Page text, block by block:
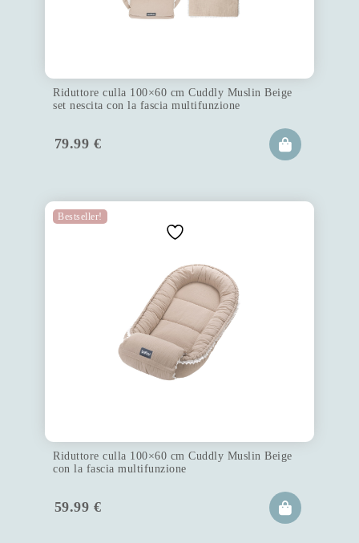
Riduttore culla 100×60 cm Cuddly Muslin Beige
set nescita con la fascia multifunzione
79.99 €
Bestseller!
Riduttore culla 100×60 cm Cuddly Muslin Beige
con la fascia multifunzione
59.99 €